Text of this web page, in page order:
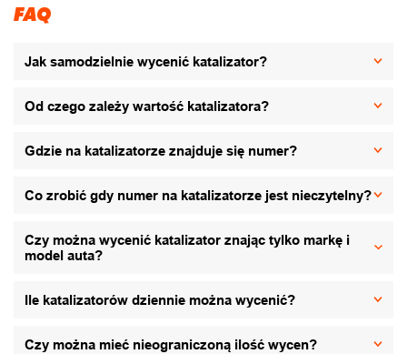
FAQ
Jak samodzielnie wycenić katalizator?
Od czego zależy wartość katalizatora?
Gdzie na katalizatorze znajduje się numer?
Co zrobić gdy numer na katalizatorze jest nieczytelny?
Czy można wycenić katalizator znając tylko markę i
model auta?
Ile katalizatorów dziennie można wycenić?
Czy można mieć nieograniczoną ilość wycen?